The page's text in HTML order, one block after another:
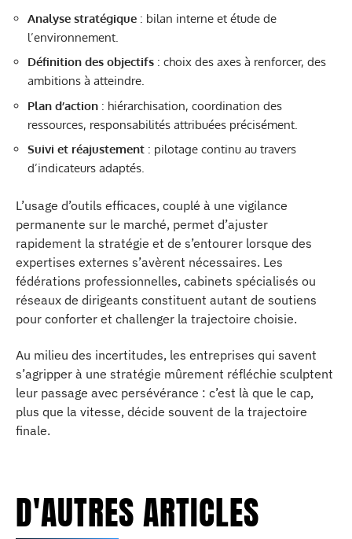
Analyse stratégique : bilan interne et étude de
l’environnement.
Définition des objectifs : choix des axes à renforcer, des
ambitions à atteindre.
Plan d’action : hiérarchisation, coordination des
ressources, responsabilités attribuées précisément.
Suivi et réajustement : pilotage continu au travers
d’indicateurs adaptés.
L’usage d’outils efficaces, couplé à une vigilance
permanente sur le marché, permet d’ajuster
rapidement la stratégie et de s’entourer lorsque des
expertises externes s’avèrent nécessaires. Les
fédérations professionnelles, cabinets spécialisés ou
réseaux de dirigeants constituent autant de soutiens
pour conforter et challenger la trajectoire choisie.
Au milieu des incertitudes, les entreprises qui savent
s’agripper à une stratégie mûrement réfléchie sculptent
leur passage avec persévérance : c’est là que le cap,
plus que la vitesse, décide souvent de la trajectoire
finale.
D'AUTRES ARTICLES